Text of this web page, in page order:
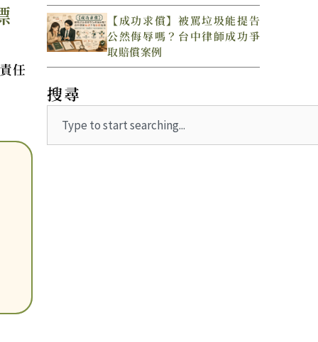
任
【成功求償】被罵垃圾能提告
公然侮辱嗎？台中律師成功爭
取賠償案例
搜尋